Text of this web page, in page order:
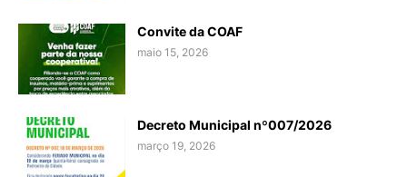
Convite da COAF
maio 15, 2026
Decreto Municipal nº007/2026
março 19, 2026